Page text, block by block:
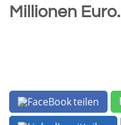
Millionen Euro.
teilen